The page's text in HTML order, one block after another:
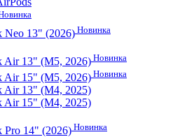
Neo 13" (2026) Новинка
Air 13" (M5, 2026) Новинка
Air 15" (M5, 2026) Новинка
Air 13" (M4, 2025)
Air 15" (M4, 2025)
Pro 14" (2026) Новинка